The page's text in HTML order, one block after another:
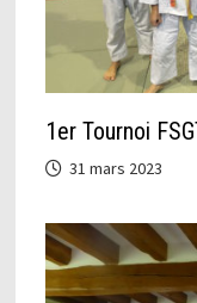
1er Tournoi
31 mars 2023